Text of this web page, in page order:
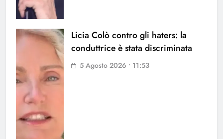
Licia Colò contro gli haters: la
conduttrice è stata discriminata
5 Agosto 2026 • 11:53